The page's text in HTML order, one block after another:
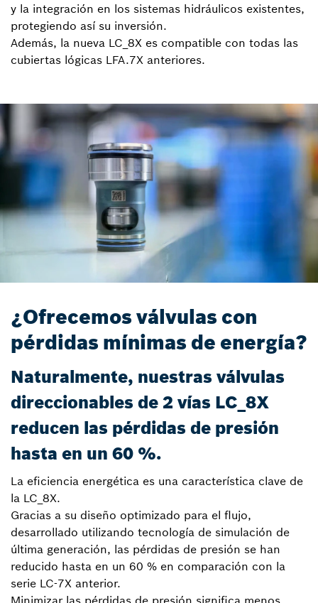
y la integración en los sistemas hidráulicos existentes,
protegiendo así su inversión.
Además, la nueva LC_8X es compatible con todas las
cubiertas lógicas LFA.7X anteriores.
¿Ofrecemos válvulas con
pérdidas mínimas de energía?
Naturalmente, nuestras válvulas
direccionables de 2 vías LC_8X
reducen las pérdidas de presión
hasta en un 60 %.
La eficiencia energética es una característica clave de
la LC_8X.
Gracias a su diseño optimizado para el flujo,
desarrollado utilizando tecnología de simulación de
última generación, las pérdidas de presión se han
reducido hasta en un 60 % en comparación con la
serie LC-7X anterior.
Minimizar las pérdidas de presión significa menos